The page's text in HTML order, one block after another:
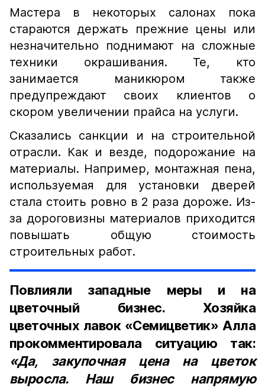
Мастера в некоторых салонах пока
стараются держать прежние цены или
незначительно поднимают на сложные
техники окрашивания. Те, кто
занимается маникюром также
предупреждают своих клиентов о
скором увеличении прайса на услуги.
Сказались санкции и на строительной
отрасли. Как и везде, подорожание на
материалы. Например, монтажная пена,
используемая для установки дверей
стала стоить ровно в 2 раза дороже. Из-
за дороговизны материалов приходится
повышать общую стоимость
строительных работ.
Повлияли западные меры и на
цветочный бизнес. Хозяйка
цветочных лавок «Семицветик» Алла
прокомментировала ситуацию так:
«Да, закупочная цена на цветок
выросла. Наш бизнес напрямую